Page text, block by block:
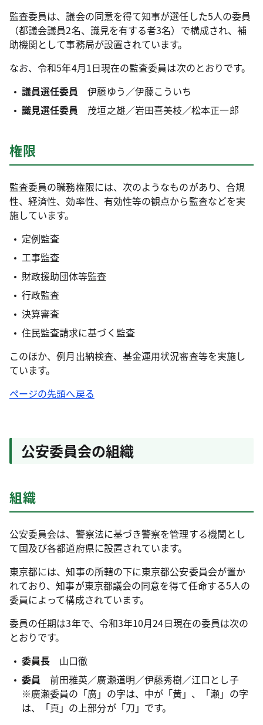
監査委員は、議会の同意を得て知事が選任した5人の委員
（都議会議員2名、識見を有する者3名）で構成され、補
助機関として事務局が設置されています。
なお、令和5年4月1日現在の監査委員は次のとおりです。
議員選任委員 伊藤ゆう／伊藤こういち
識見選任委員 茂垣之雄／岩田喜美枝／松本正一郎
権限
監査委員の職務権限には、次のようなものがあり、合規
性、経済性、効率性、有効性等の観点から監査などを実
施しています。
定例監査
工事監査
財政援助団体等監査
行政監査
決算審査
住民監査請求に基づく監査
このほか、例月出納検査、基金運用状況審査等を実施し
ています。
ページの先頭へ戻る
公安委員会の組織
組織
公安委員会は、警察法に基づき警察を管理する機関とし
て国及び各都道府県に設置されています。
東京都には、知事の所轄の下に東京都公安委員会が置か
れており、知事が東京都議会の同意を得て任命する5人の
委員によって構成されています。
委員の任期は3年で、令和3年10月24日現在の委員は次の
とおりです。
委員長 山口徹
委員 前田雅英／廣瀬道明／伊藤秀樹／江口とし子
※廣瀬委員の「廣」の字は、中が「黄」、「瀬」の字
は、「頁」の上部分が「刀」です。